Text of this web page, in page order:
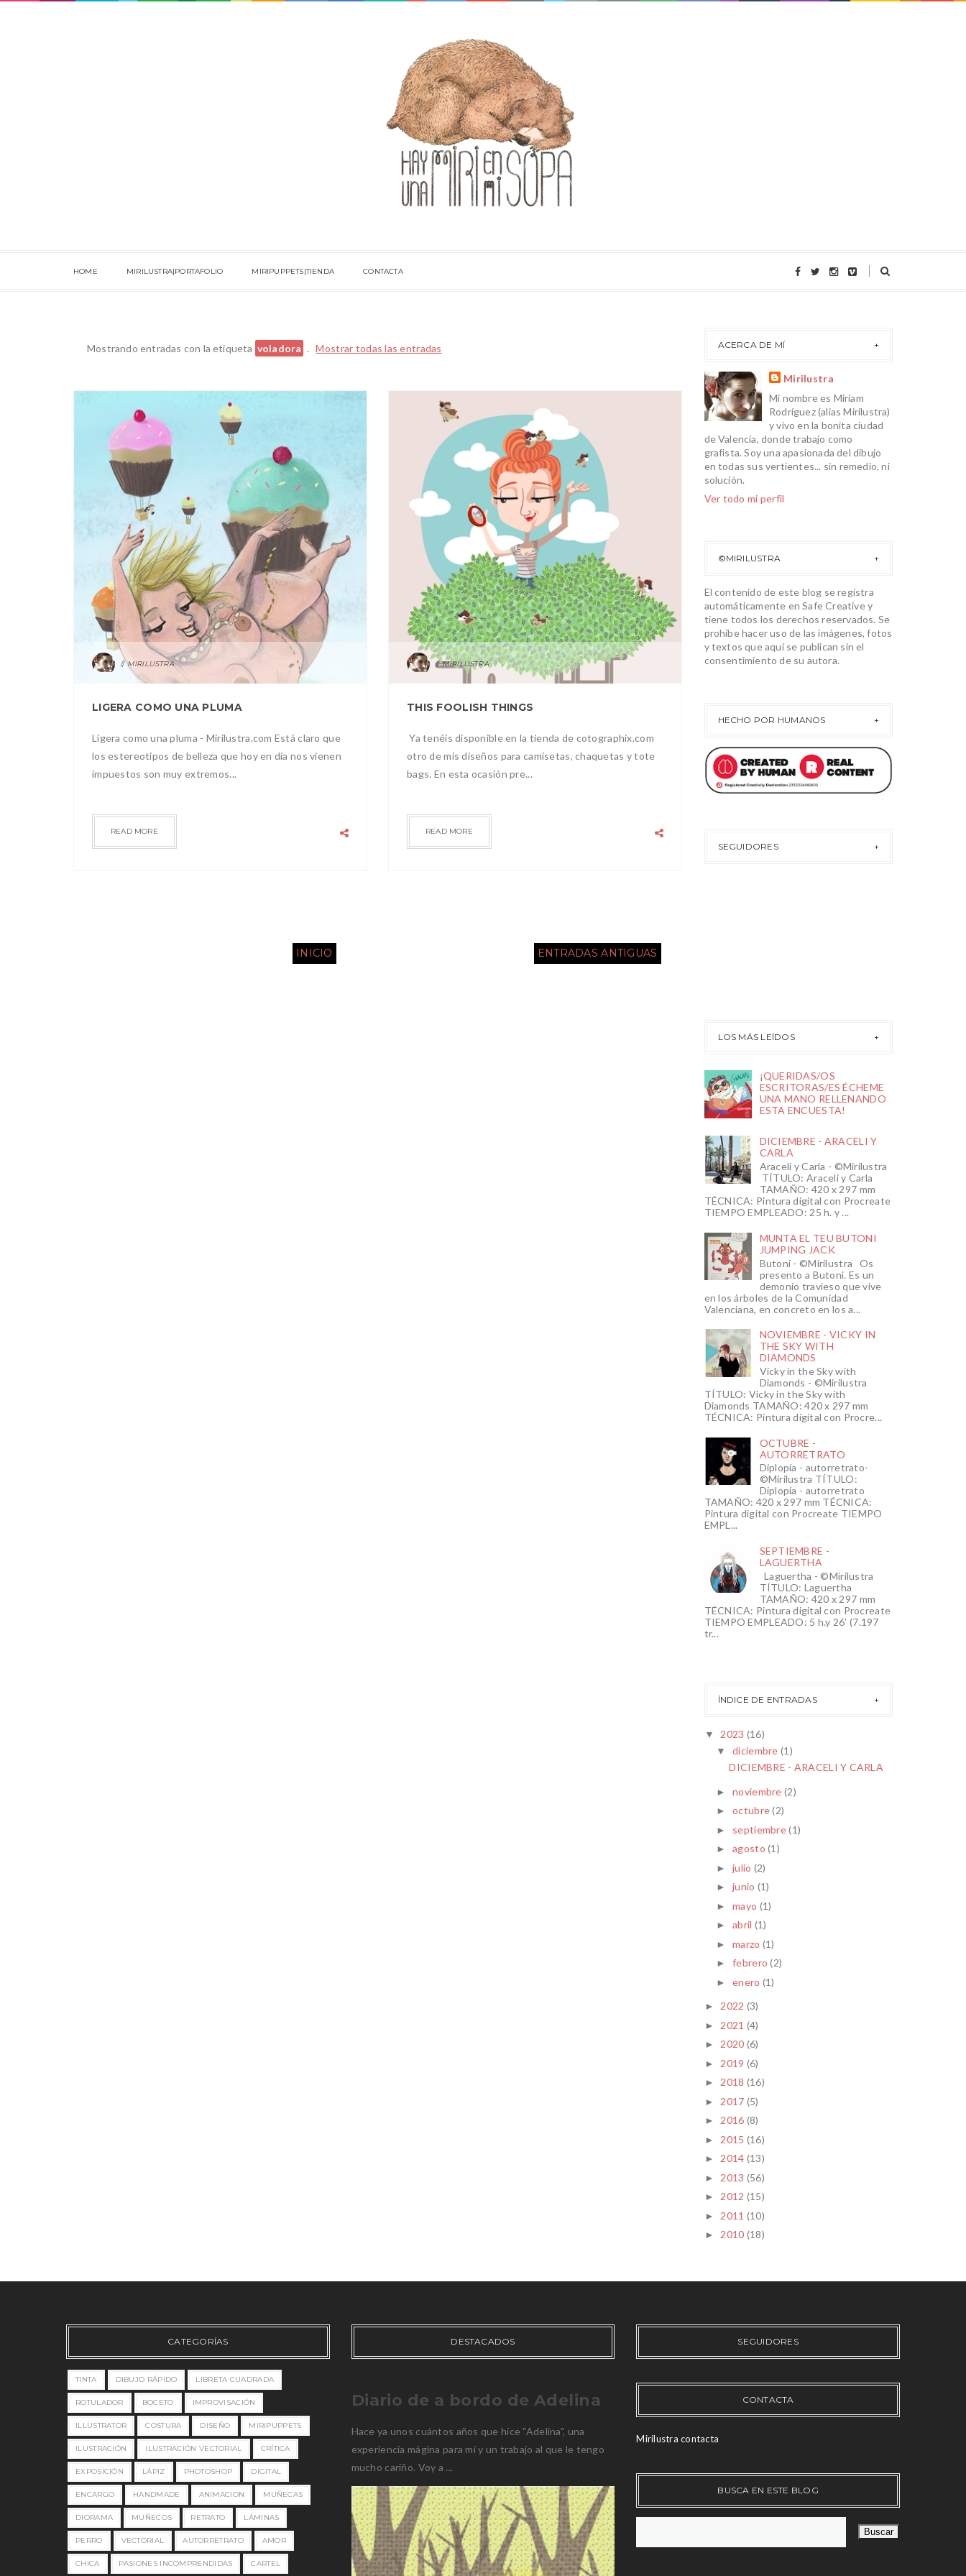
HOME MIRILUSTRA|PORTAFOLIO MIRIPUPPETS|TIENDA CONTACTA
Mostrando entradas con la etiqueta voladora . Mostrar todas las entradas
MIRILUSTRA
LIGERA COMO UNA PLUMA
Ligera como una pluma - Mirilustra.com Está claro que
los estereotipos de belleza que hoy en día nos vienen
impuestos son muy extremos...
READ MORE
2015
SEP 23
0
MIRILUSTRA
THIS FOOLISH THINGS
Ya tenéis disponible en la tienda de cotographix.com
otro de mis diseños para camisetas, chaquetas y tote
bags. En esta ocasión pre...
READ MORE
ENTRADAS ANTIGUAS
INICIO
ACERCA DE MÍ
Mirilustra
Mi nombre es Miriam
Rodríguez (alias Mirilustra)
y vivo en la bonita ciudad
de Valencia, donde trabajo como
grafista. Soy una apasionada del dibujo
en todas sus vertientes... sin remedio, ni
solución.
Ver todo mi perfil
©MIRILUSTRA
El contenido de este blog se registra
automáticamente en Safe Creative y
tiene todos los derechos reservados. Se
prohíbe hacer uso de las imágenes, fotos
y textos que aquí se publican sin el
consentimiento de su autora.
HECHO POR HUMANOS
SEGUIDORES
LOS MÁS LEÍDOS
¡QUERIDAS/OS
ESCRITORAS/ES ÉCHEME
UNA MANO RELLENANDO
ESTA ENCUESTA!
DICIEMBRE - ARACELI Y
CARLA
Araceli y Carla - ©Mirilustra
TÍTULO: Araceli y Carla
TAMAÑO: 420 x 297 mm
TÉCNICA: Pintura digital con Procreate
TIEMPO EMPLEADO: 25 h. y ...
MUNTA EL TEU BUTONI
JUMPING JACK
Butoni - ©Mirilustra Os
presento a Butoni. Es un
demonio travieso que vive
en los árboles de la Comunidad
Valenciana, en concreto en los a...
NOVIEMBRE - VICKY IN
THE SKY WITH
DIAMONDS
Vicky in the Sky with
Diamonds - ©Mirilustra
TÍTULO: Vicky in the Sky with
Diamonds TAMAÑO: 420 x 297 mm
TÉCNICA: Pintura digital con Procre...
OCTUBRE -
AUTORRETRATO
Diplopía - autorretrato-
©Mirilustra TÍTULO:
Diplopía - autorretrato
TAMAÑO: 420 x 297 mm TÉCNICA:
Pintura digital con Procreate TIEMPO
EMPL...
SEPTIEMBRE -
LAGUERTHA
Laguertha - ©Mirilustra
TÍTULO: Laguertha
TAMAÑO: 420 x 297 mm
TÉCNICA: Pintura digital con Procreate
TIEMPO EMPLEADO: 5 h.y 26’ (7.197
tr...
ÍNDICE DE ENTRADAS
▼ 2023 (16)
▼diciembre (1)
DICIEMBRE - ARACELI Y CARLA
►noviembre (2)
►octubre(2)
► septiembre(1)
►agosto(1)
►julio (2)
►junio (1)
►mayo (1)
►abril (1)
►marzo (1)
►febrero(2)
►enero (1)
► 2022 (3)
► 2021 (4)
► 2020 (6)
► 2019 (6)
► 2018 (16)
► 2017 (5)
► 2016 (8)
► 2015 (16)
► 2014 (13)
► 2013 (56)
► 2012 (15)
► 2011 (10)
► 2010 (18)
CATEGORÍAS
TINTA DIBUJO RÁPIDO LIBRETA CUADRADA
ROTULADOR BOCETO IMPROVISACIÓN
ILLUSTRATOR COSTURA DISEÑO MIRIPUPPETS
ILUSTRACIÓN ILUSTRACIÓN VECTORIAL CRÍTICA
EXPOSICIÓN LÁPIZ PHOTOSHOP DIGITAL
ENCARGO HANDMADE ANIMACION MUÑECAS
DIORAMA MUÑECOS RETRATO LÁMINAS
PERRO VECTORIAL AUTORRETRATO AMOR
CHICA PASIONES INCOMPRENDIDAS CARTEL
DESTACADOS
Diario de a bordo de Adelina
Hace ya unos cuántos años que hice "Adelina", una
experiencia mágina para mí y un trabajo al que le tengo
mucho cariño. Voy a ...
SEGUIDORES
CONTACTA
Mirilustra contacta
BUSCA EN ESTE BLOG